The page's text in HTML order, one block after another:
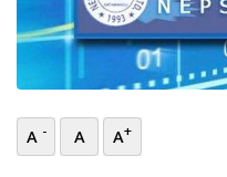
खोज
प्रोफाइल
ऊर्जा
विशेष
A - A A+